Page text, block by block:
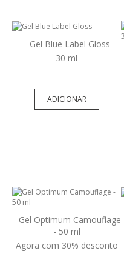
Gel Blue Label Gloss
30 ml
ADICIONAR
Gel Optimum Camouflage
- 50 ml
Agora com 30% desconto